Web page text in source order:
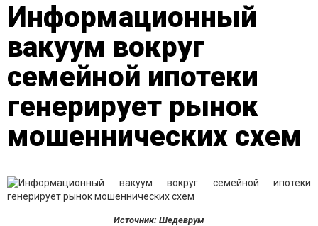
Информационный
вакуум вокруг
семейной ипотеки
генерирует рынок
мошеннических схем
Источник: Шедеврум